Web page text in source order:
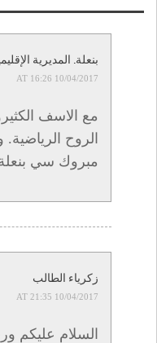
بنعلة. المديرية
10/04/2017 AT 16:26
مع الاسف
الروح الرياضية.
مبروك سي
زكرياء الطالب
10/04/2017 AT 21:35
السلام عليكم